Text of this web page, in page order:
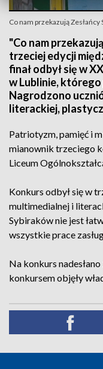
Co nam przekazują Zesłańcy
"Co nam
trzeciej edycji
finał odbył się w
w Lublinie,
Nagrodzono
literackiej,
Patriotyzm, pamięć i
mianownik trzeciego
Liceum
Konkurs odbył się w
multimedialnej i
Sybiraków nie jest
wszystkie prace
Na konkurs
konkursem objęły